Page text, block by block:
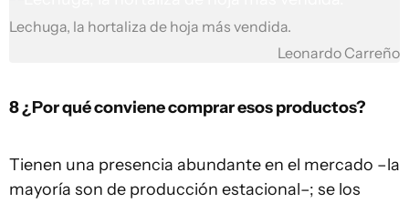
Lechuga, la hortaliza de hoja más vendida.
Leonardo Carreño
8 ¿Por qué conviene comprar esos productos?
Tienen una presencia abundante en el mercado –la
mayoría son de producción estacional–; se los